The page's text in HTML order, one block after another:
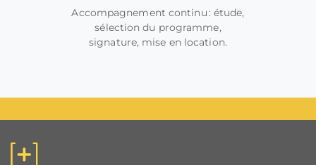
Accompagnement continu : étude,
sélection du programme,
signature, mise en location.